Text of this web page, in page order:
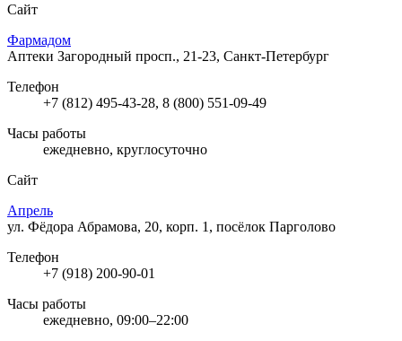
Сайт
Фармадом
Аптеки Загородный просп., 21-23, Санкт-Петербург
Телефон
+7 (812) 495-43-28, 8 (800) 551-09-49
Часы работы
ежедневно, круглосуточно
Сайт
Апрель
ул. Фёдора Абрамова, 20, корп. 1, посёлок Парголово
Телефон
+7 (918) 200-90-01
Часы работы
ежедневно, 09:00–22:00